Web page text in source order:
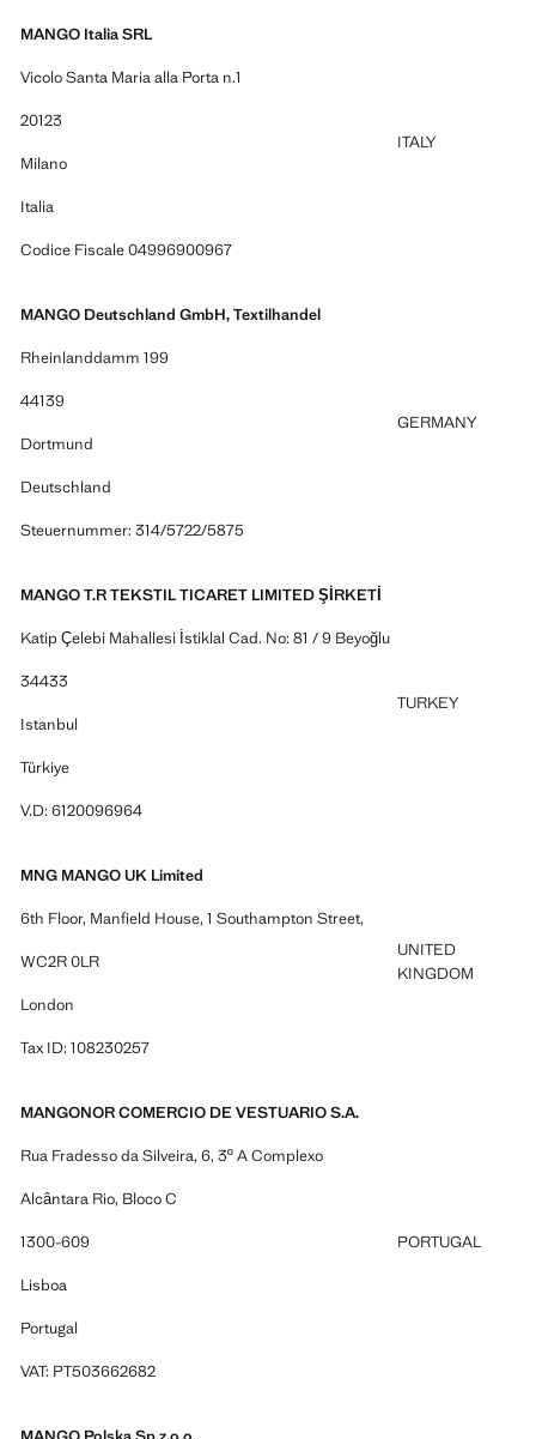
MANGO Italia SRL
Vicolo Santa Maria alla Porta n.1
20123
Milano
Italia
Codice Fiscale 04996900967
ITALY
MANGO Deutschland GmbH, Textilhandel
Rheinlanddamm 199
44139
Dortmund
Deutschland
Steuernummer: 314/5722/5875
GERMANY
MANGO T.R TEKSTIL TICARET LIMITED ŞİRKETİ
Katip Çelebi Mahallesi İstiklal Cad. No: 81 / 9 Beyoğlu
34433
Istanbul
Türkiye
V.D: 6120096964
TURKEY
MNG MANGO UK Limited
6th Floor, Manfield House, 1 Southampton Street,
WC2R 0LR
London
Tax ID: 108230257
UNITED
KINGDOM
MANGONOR COMERCIO DE VESTUARIO S.A.
Rua Fradesso da Silveira, 6, 3º A Complexo
Alcântara Rio, Bloco C
1300-609
Lisboa
Portugal
VAT: PT503662682
PORTUGAL